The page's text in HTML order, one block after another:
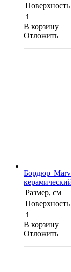
В корзину
Oтложить
Бордюр
керамический
Размер, см
В корзину
Oтложить